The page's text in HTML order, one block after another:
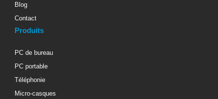
Blog
Contact
Produits
PC de bureau
PC portable
Téléphonie
Micro-casques